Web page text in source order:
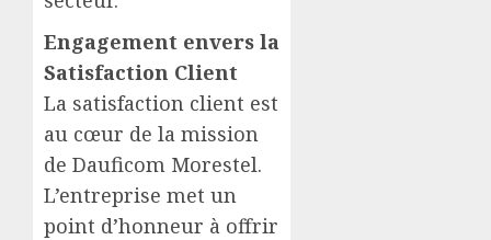
Engagement envers la
Satisfaction Client
La satisfaction client est
au cœur de la mission
de Dauficom Morestel.
L’entreprise met un
point d’honneur à offrir